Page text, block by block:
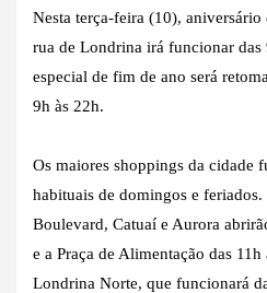
Nesta terça-feira (10),
rua de Londrina irá funcionar das
especial de fim de ano será
9h às 22h.
Os maiores shoppings da cidade
habituais de domingos e
Boulevard, Catuaí e Aurora
e a Praça de Alimentação das
Londrina Norte, que funcionará